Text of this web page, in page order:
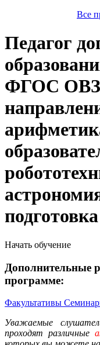
Все
Педагог
ФГОС ОВЗ
Начать обучение
Дополнительные
программе:
Факультативы
Уважаемые
проходят различные